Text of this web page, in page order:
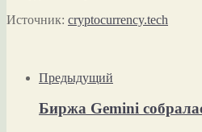
Источник: cryptocurrency.tech
Предыдущий
Биржа Gemini